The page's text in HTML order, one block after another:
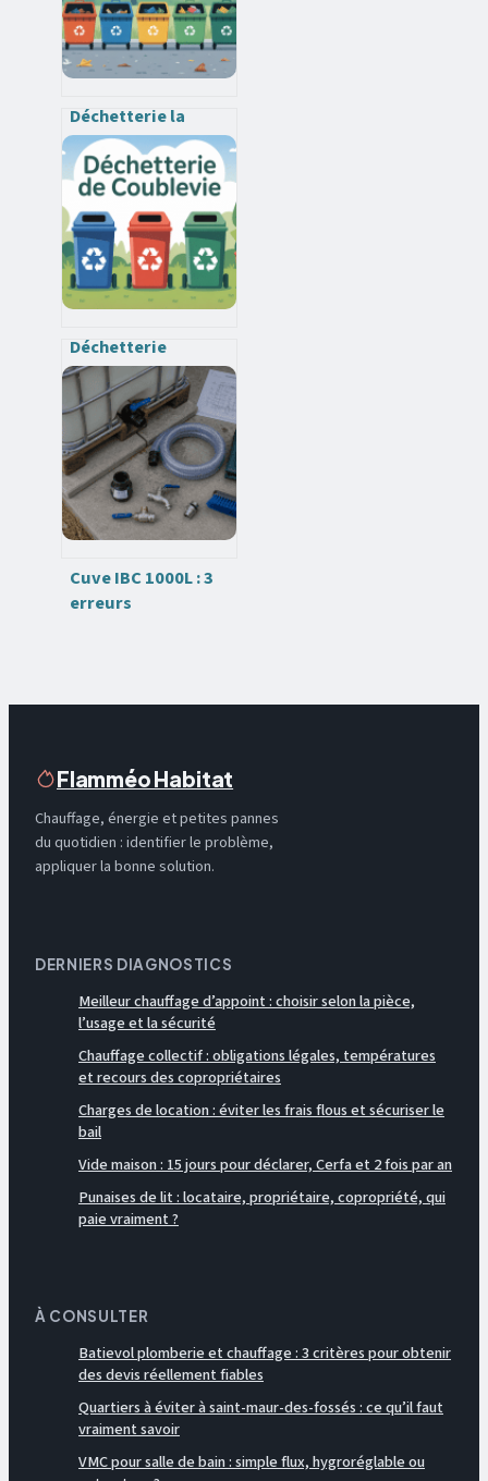
Déchetterie la
roche-sur-foron :
horaires, accès,
déchets acceptés
Déchetterie
coublevie :
horaires, accès,
conditions et bons
réflexes
Cuve IBC 1000L : 3
erreurs
Flamméo Habitat
Chauffage, énergie et petites pannes
du quotidien : identifier le problème,
appliquer la bonne solution.
DERNIERS DIAGNOSTICS
Meilleur chauffage d’appoint : choisir selon la pièce,
l’usage et la sécurité
Chauffage collectif : obligations légales, températures
et recours des copropriétaires
Charges de location : éviter les frais flous et sécuriser le
bail
Vide maison : 15 jours pour déclarer, Cerfa et 2 fois par an
Punaises de lit : locataire, propriétaire, copropriété, qui
paie vraiment ?
À CONSULTER
Batievol plomberie et chauffage : 3 critères pour obtenir
des devis réellement fiables
Quartiers à éviter à saint-maur-des-fossés : ce qu’il faut
vraiment savoir
VMC pour salle de bain : simple flux, hygroréglable ou